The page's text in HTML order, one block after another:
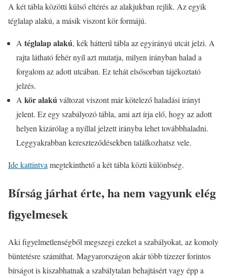
A két tábla közötti külső eltérés az alakjukban rejlik. Az egyik
téglalap alakú, a másik viszont kör formájú.
A téglalap alakú, kék hátterű tábla az egyirányú utcát jelzi. A
rajta látható fehér nyíl azt mutatja, milyen irányban halad a
forgalom az adott utcában. Ez tehát elsősorban tájékoztató
jelzés.
A kör alakúváltozat viszont már kötelező haladási irányt
jelent. Ez egy szabályozó tábla, ami azt írja elő, hogy az adott
helyen kizárólag a nyíllal jelzett irányba lehet továbbhaladni.
Leggyakrabban kereszteződésekben találkozhatsz vele.
Ide kattintva megtekinthető a két tábla közti különbség.
Bírság járhat érte, ha nem vagyunk elég
figyelmesek
Aki figyelmetlenségből megszegi ezeket a szabályokat, az komoly
büntetésre számíthat. Magyarországon akár több tízezer forintos
bírságot is kiszabhatnak a szabálytalan behajtásért vagy épp a